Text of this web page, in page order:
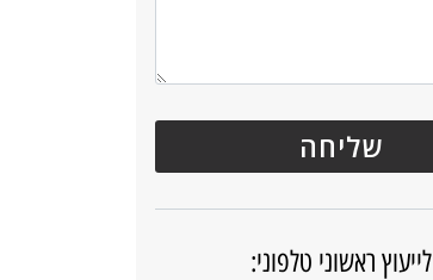
לייעוץ ראשוני טלפוני: